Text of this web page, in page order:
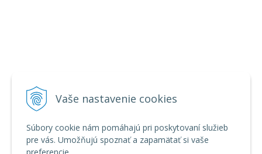
Vaše nastavenie cookies
Súbory cookie nám pomáhajú pri poskytovaní služieb
pre vás. Umožňujú spoznať a zapamätať si vaše